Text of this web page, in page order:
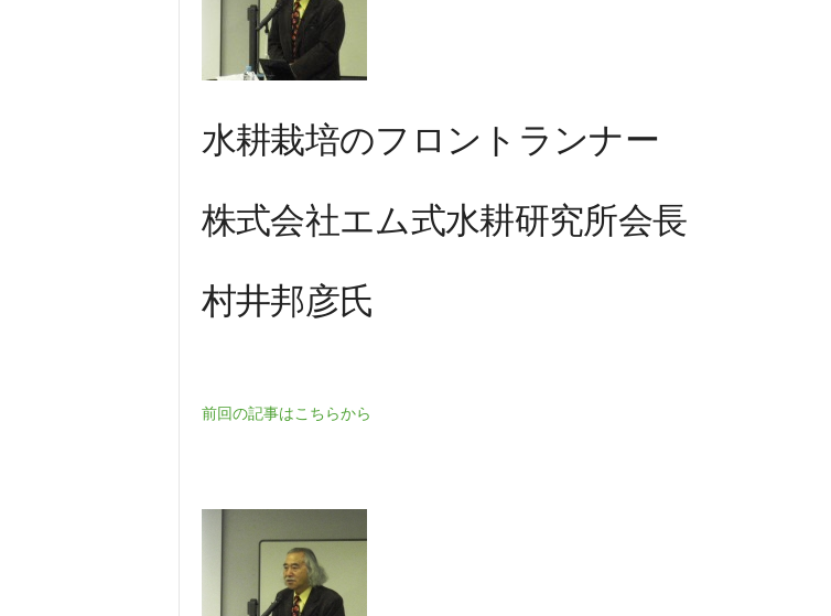
水耕栽培のフロントランナー
株式会社エム式水耕研究所会長
村井邦彦氏
前回の記事はこちらから